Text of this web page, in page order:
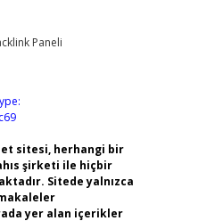
sitesi, herhangi bir
şirketi ile hiçbir
Sitede yalnızca
yer alan içerikler